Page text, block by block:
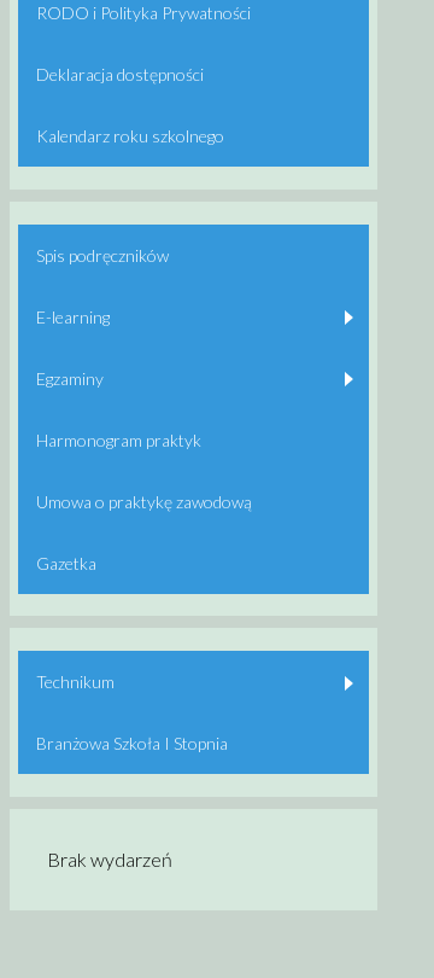
RODO i Polityka Prywatności
Deklaracja dostępności
Kalendarz roku szkolnego
Spis podręczników
E-learning
Egzaminy
Harmonogram praktyk
Umowa o praktykę zawodową
Gazetka
Technikum
Branżowa Szkoła I Stopnia
Brak wydarzeń